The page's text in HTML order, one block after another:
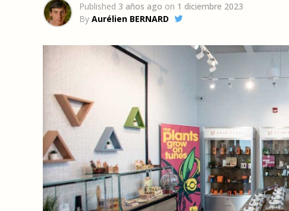
Published 3 años ago on 1 diciembre 2023
By Aurélien BERNARD